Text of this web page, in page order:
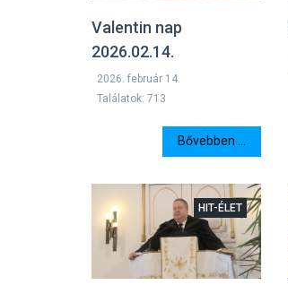
Valentin nap
2026.02.14.
2026. február 14.
Találatok: 713
Bővebben ...
HIT-ÉLET